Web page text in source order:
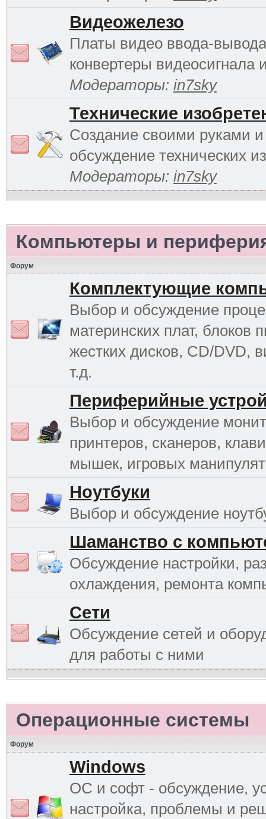
Видеожелезо
Платы видео ввода-
конвертеры видеосигнала
Модераторы: in7sky
Технические
Создание своими руками и
обсуждение технических
Модераторы: in7sky
Компьютеры и
Форум
Комплектующие
Выбор и обсуждение
материнских плат, блоков
жестких дисков, CD/DVD,
т.д.
Периферийные
Выбор и обсуждение
принтеров, сканеров,
мышек, игровых
Ноутбуки
Выбор и обсуждение
Шаманство с
Обсуждение настройки,
охлаждения, ремонта
Сети
Обсуждение сетей и
для работы с ними
Операционные системы
Форум
Windows
ОС и софт - обсуждение,
настройка, проблемы и